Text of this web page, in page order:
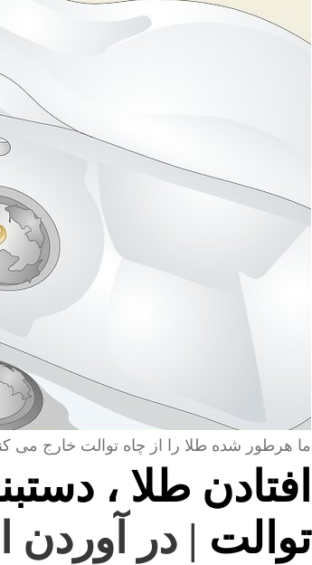
ما هرطور شده طلا را از چاه توالت خارج می
افتادن طلا ،
توالت | در آوردن